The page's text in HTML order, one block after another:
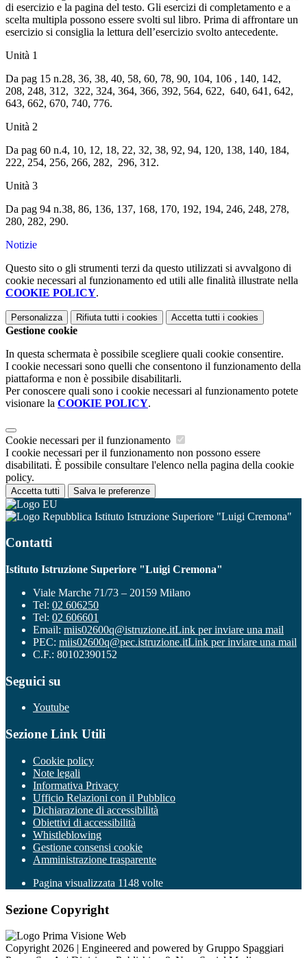
di esercizio e la pagina del testo. Gli esercizi di completamento e a
scelta multipla possono essere svolti sul libro. Prima di affrontare un
esercizio si consiglia la lettura dell’esercizio svolto antecedente.
Unità 1
Da pag 15 n.28, 36, 38, 40, 58, 60, 78, 90, 104, 106 , 140, 142,
208, 248, 312, 322, 324, 364, 366, 392, 564, 622, 640, 641, 642,
643, 662, 670, 740, 776.
Unità 2
Da pag 60 n.4, 10, 12, 18, 22, 32, 38, 92, 94, 120, 138, 140, 184,
222, 254, 256, 266, 282, 296, 312.
Unità 3
Da pag 94 n.38, 86, 136, 137, 168, 170, 192, 194, 246, 248, 278,
280, 282, 290.
Notizie
Questo sito o gli strumenti terzi da questo utilizzati si avvalgono di
cookie necessari al funzionamento ed utili alle finalità illustrate nella
COOKIE POLICY.
Personalizza Rifiuta tutti i cookies Accetta tutti i cookies
Gestione cookie
In questa schermata è possibile scegliere quali cookie consentire.
I cookie necessari sono quelli che consentono il funzionamento della
piattaforma e non è possibile disabilitarli.
Per conoscere quali sono i cookie necessari al funzionamento potete
visionare la COOKIE POLICY.
Cookie necessari per il funzionamento
I cookie necessari per il funzionamento non possono essere
disabilitati. È possibile consultare l'elenco nella pagina della cookie
policy.
Accetta tutti Salva le preferenze
Istituto Istruzione Superiore "Luigi Cremona"
Contatti
Istituto Istruzione Superiore "Luigi Cremona"
Viale Marche 71/73 – 20159 Milano
Tel: 02 606250
Tel: 02 606601
Email: miis02600q@istruzione.itLink per inviare una mail
PEC: miis02600q@pec.istruzione.itLink per inviare una mail
C.F.: 80102390152
Seguici su
Youtube
Sezione Link Utili
Cookie policy
Note legali
Informativa Privacy
Ufficio Relazioni con il Pubblico
Dichiarazione di accessibilità
Obiettivi di accessibilità
Whistleblowing
Gestione consensi cookie
Amministrazione trasparente
Pagina visualizzata 1148 volte
Sezione Copyright
Copyright 2026 | Engineered and powered by Gruppo Spaggiari